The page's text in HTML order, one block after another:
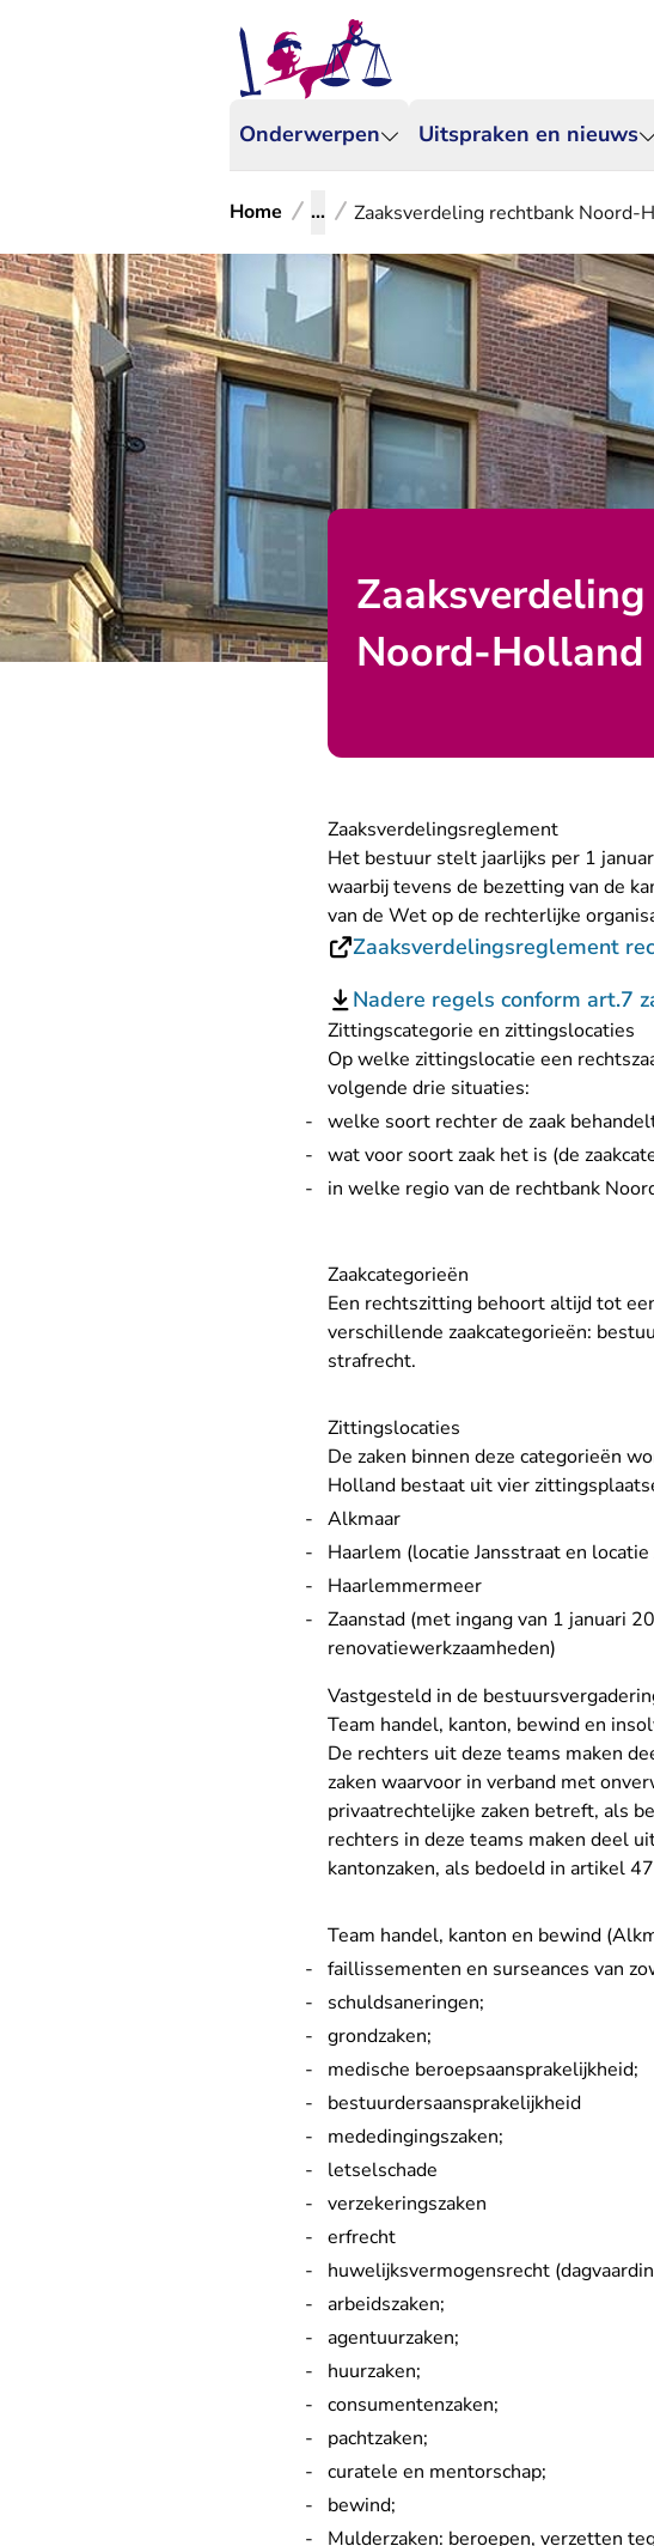
Onderwerpen Uitspraken en nieuws
Home ... Zaaksverdeling rechtbank Noord-
Noord-Holland
Zaaksverdelingsreglement
Het bestuur stelt jaarlijks per 1
waarbij tevens de bezetting van de
van de Wet op de rechterlijke
Zaaksverdelingsreglement
Nadere regels conform art.7
Zittingscategorie en zittingslocaties
Op welke zittingslocatie een
volgende drie situaties:
welke soort rechter de zaak
wat voor soort zaak het is (de
in welke regio van de rechtbank
Zaakcategorieën
Een rechtszitting behoort altijd tot
verschillende zaakcategorieën:
strafrecht.
Zittingslocaties
De zaken binnen deze categorieën
Holland bestaat uit vier
Alkmaar
Haarlem (locatie Jansstraat en
Haarlemmermeer
Zaanstad (met ingang van 1 januari
renovatiewerkzaamheden)
Vastgesteld in de
Team handel, kanton, bewind en
De rechters uit deze teams maken
zaken waarvoor in verband met
privaatrechtelijke zaken betreft, als
rechters in deze teams maken deel
kantonzaken, als bedoeld in artikel
Team handel, kanton en bewind
faillissementen en surseances van
schuldsaneringen;
grondzaken;
medische beroepsaansprakelijkheid;
bestuurdersaansprakelijkheid
mededingingszaken;
letselschade
verzekeringszaken
erfrecht
huwelijksvermogensrecht
arbeidszaken;
agentuurzaken;
huurzaken;
consumentenzaken;
pachtzaken;
curatele en mentorschap;
bewind;
Mulderzaken: beroepen, verzetten